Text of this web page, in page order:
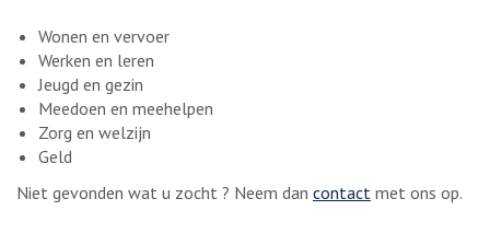
Wonen en vervoer
Werken en leren
Jeugd en gezin
Meedoen en meehelpen
Zorg en welzijn
Geld
Niet gevonden wat u zocht ? Neem dan contact met ons op.